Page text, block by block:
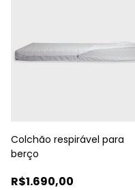
Colchão respirável para
berço
R$1.690,00